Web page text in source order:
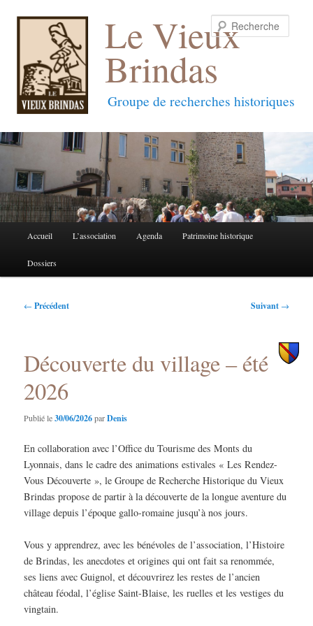
Le Vieux
Brindas
Groupe de recherches historiques
Aller
au
Aller
au
Accueil L’association Agenda Patrimoine historique
Dossiers
Navigation
← Précédent Suivant →
Découverte du village – été
2026
Publié le30/06/2026parDenis
En collaboration avec l’Office du Tourisme des Monts du
Lyonnais, dans le cadre des animations estivales « Les Rendez-
Vous Découverte », le Groupe de Recherche Historique du Vieux
Brindas propose de partir à la découverte de la longue aventure du
village depuis l’époque gallo-romaine jusqu’à nos jours.
Vous y apprendrez, avec les bénévoles de l’association, l’Histoire
de Brindas, les anecdotes et origines qui ont fait sa renommée,
ses liens avec Guignol, et découvrirez les restes de l’ancien
château féodal, l’église Saint-Blaise, les ruelles et les vestiges du
vingtain.